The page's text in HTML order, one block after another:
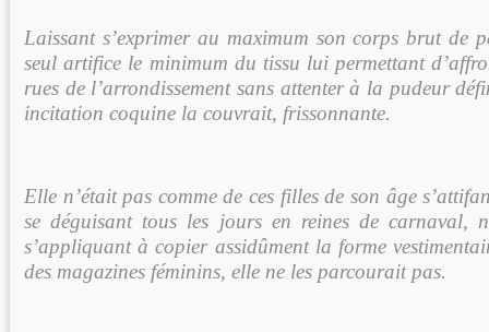
Laissant s’exprimer au maximum son corps brut de
seul artifice le minimum du tissu lui permettant
rues de l’arrondissement sans attenter à la pudeur
incitation coquine la couvrait, frissonnante.
Elle n’était pas comme de ces filles de son âge
se déguisant tous les jours en reines de carnaval,
s’appliquant à copier assidûment la forme
des magazines féminins, elle ne les parcourait pas.